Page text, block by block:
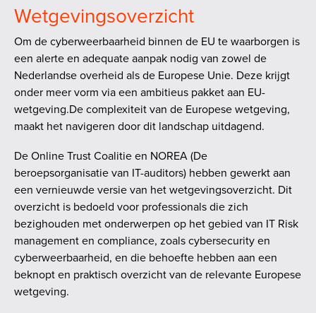
Wetgevingsoverzicht
Om de cyberweerbaarheid binnen de EU te waarborgen is
een alerte en adequate aanpak nodig van zowel de
Nederlandse overheid als de Europese Unie. Deze krijgt
onder meer vorm via een ambitieus pakket aan EU-
wetgeving.De complexiteit van de Europese wetgeving,
maakt het navigeren door dit landschap uitdagend.
De Online Trust Coalitie en NOREA (De
beroepsorganisatie van IT-auditors) hebben gewerkt aan
een vernieuwde versie van het wetgevingsoverzicht. Dit
overzicht is bedoeld voor professionals die zich
bezighouden met onderwerpen op het gebied van IT Risk
management en compliance, zoals cybersecurity en
cyberweerbaarheid, en die behoefte hebben aan een
beknopt en praktisch overzicht van de relevante Europese
wetgeving.